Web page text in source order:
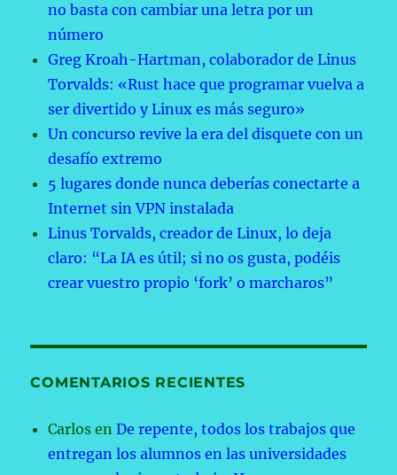
no basta con cambiar una letra por un
número
Greg Kroah-Hartman, colaborador de Linus
Torvalds: «Rust hace que programar vuelva a
ser divertido y Linux es más seguro»
Un concurso revive la era del disquete con un
desafío extremo
5 lugares donde nunca deberías conectarte a
Internet sin VPN instalada
Linus Torvalds, creador de Linux, lo deja
claro: “La IA es útil; si no os gusta, podéis
crear vuestro propio ‘fork’ o marcharos”
COMENTARIOS RECIENTES
Carlos enDe repente, todos los trabajos que
entregan los alumnos en las universidades